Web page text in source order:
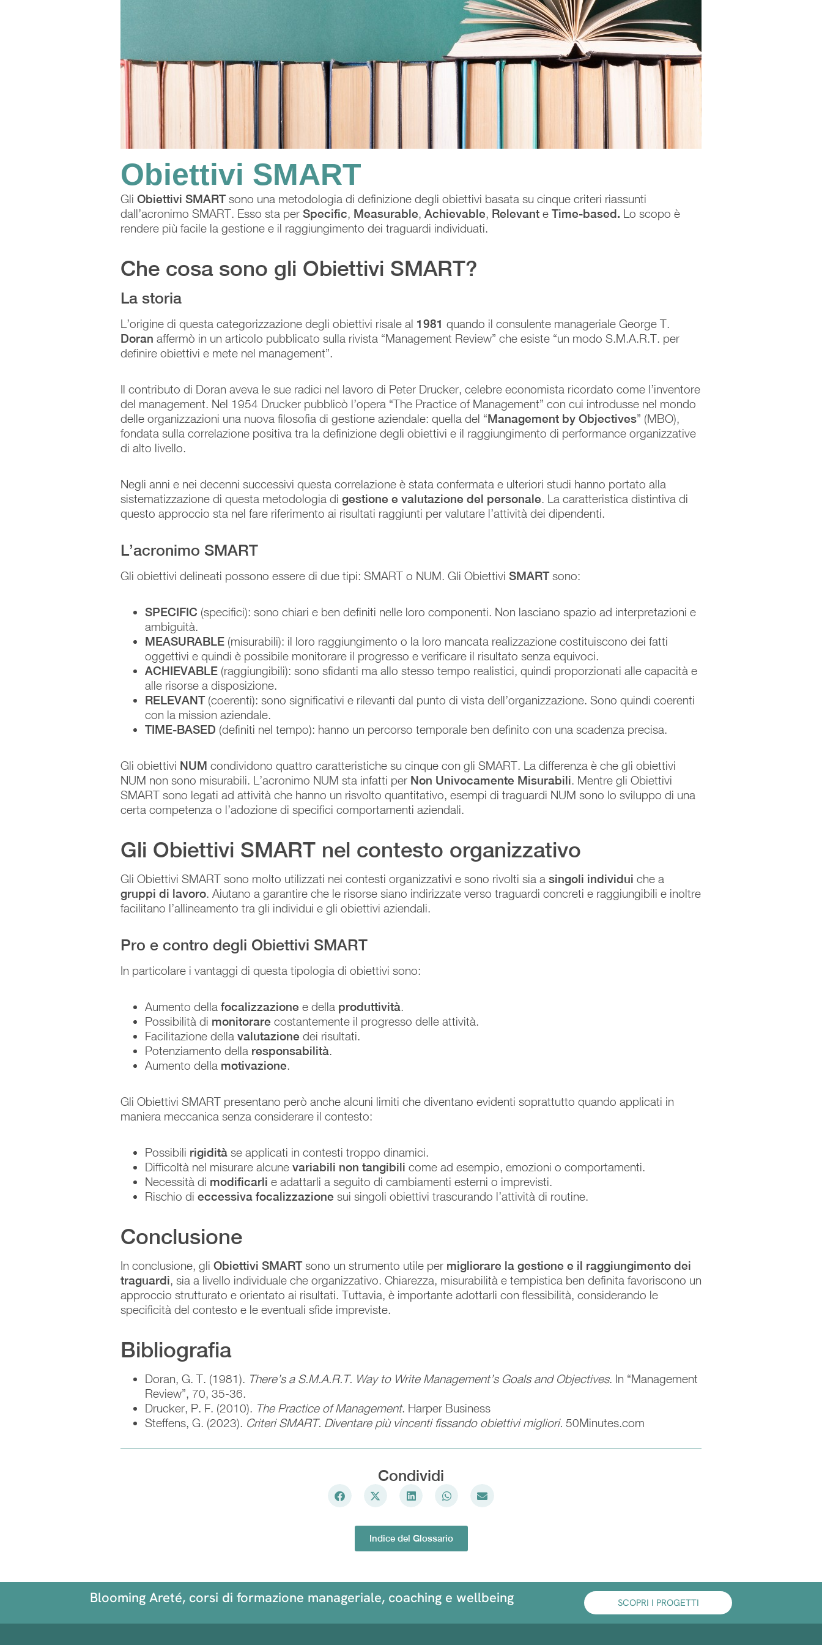
Obiettivi SMART
Gli Obiettivi SMARTsono una metodologia di definizione degli obiettivi basata su cinque criteri riassunti
dall’acronimo SMART. Esso sta per Specific, Measurable, Achievable, Relevant e Time-based. Lo scopo è
rendere più facile la gestione e il raggiungimento dei traguardi individuati.
Che cosa sono gli Obiettivi SMART?
La storia
L’origine di questa categorizzazione degli obiettivi risale al 1981 quando il consulente manageriale George T.
Doran affermò in un articolo pubblicato sulla rivista “Management Review” che esiste “un modo S.M.A.R.T. per
definire obiettivi e mete nel management”.
Il contributo di Doran aveva le sue radici nel lavoro di Peter Drucker, celebre economista ricordato come l’inventore
del management. Nel 1954 Drucker pubblicò l’opera “The Practice of Management” con cui introdusse nel mondo
delle organizzazioni una nuova filosofia di gestione aziendale: quella del “Management by Objectives” (MBO),
fondata sulla correlazione positiva tra la definizione degli obiettivi e il raggiungimento di performance organizzative
di alto livello.
Negli anni e nei decenni successivi questa correlazione è stata confermata e ulteriori studi hanno portato alla
sistematizzazione di questa metodologia di gestione e valutazione del personale. La caratteristica distintiva di
questo approccio sta nel fare riferimento ai risultati raggiunti per valutare l’attività dei dipendenti.
L’acronimo SMART
Gli obiettivi delineati possono essere di due tipi: SMART o NUM. Gli Obiettivi SMARTsono:
SPECIFIC (specifici): sono chiari e ben definiti nelle loro componenti. Non lasciano spazio ad interpretazioni e
ambiguità.
MEASURABLE (misurabili): il loro raggiungimento o la loro mancata realizzazione costituiscono dei fatti
oggettivi e quindi è possibile monitorare il progresso e verificare il risultato senza equivoci.
ACHIEVABLE (raggiungibili): sono sfidanti ma allo stesso tempo realistici, quindi proporzionati alle capacità e
alle risorse a disposizione.
RELEVANT (coerenti): sono significativi e rilevanti dal punto di vista dell’organizzazione. Sono quindi coerenti
con la mission aziendale.
TIME-BASED (definiti nel tempo): hanno un percorso temporale ben definito con una scadenza precisa.
Gli obiettivi NUM condividono quattro caratteristiche su cinque con gli SMART. La differenza è che gli obiettivi
NUM non sono misurabili. L’acronimo NUM sta infatti per Non Univocamente Misurabili. Mentre gli Obiettivi
SMART sono legati ad attività che hanno un risvolto quantitativo, esempi di traguardi NUM sono lo sviluppo di una
certa competenza o l’adozione di specifici comportamenti aziendali.
Gli Obiettivi SMART nel contesto organizzativo
Gli Obiettivi SMART sono molto utilizzati nei contesti organizzativi e sono rivolti sia a singoli individui che a
gruppi di lavoro. Aiutano a garantire che le risorse siano indirizzate verso traguardi concreti e raggiungibili e inoltre
facilitano l’allineamento tra gli individui e gli obiettivi aziendali.
Pro e contro degli Obiettivi SMART
In particolare i vantaggi di questa tipologia di obiettivi sono:
Aumento della focalizzazione e della produttività.
Possibilità di monitorare costantemente il progresso delle attività.
Facilitazione della valutazione dei risultati.
Potenziamento della responsabilità.
Aumento della motivazione.
Gli Obiettivi SMART presentano però anche alcuni limiti che diventano evidenti soprattutto quando applicati in
maniera meccanica senza considerare il contesto:
Possibili rigidità se applicati in contesti troppo dinamici.
Difficoltà nel misurare alcune variabili non tangibili come ad esempio, emozioni o comportamenti.
Necessità di modificarli e adattarli a seguito di cambiamenti esterni o imprevisti.
Rischio di eccessiva focalizzazione sui singoli obiettivi trascurando l’attività di routine.
Conclusione
In conclusione, gli Obiettivi SMARTsono un strumento utile per migliorare la gestione e il raggiungimento dei
traguardi, sia a livello individuale che organizzativo. Chiarezza, misurabilità e tempistica ben definita favoriscono un
approccio strutturato e orientato ai risultati. Tuttavia, è importante adottarli con flessibilità, considerando le
specificità del contesto e le eventuali sfide impreviste.
Bibliografia
Doran, G. T. (1981). There’s a S.M.A.R.T. Way to Write Management’s Goals and Objectives. In “Management
Review”, 70, 35-36.
Drucker, P. F. (2010). The Practice of Management. Harper Business
Steffens, G. (2023). Criteri SMART. Diventare più vincenti fissando obiettivi migliori. 50Minutes.com
Condividi
Indice del Glossario
Blooming Areté, corsi di formazione manageriale, coaching e wellbeing SCOPRI I PROGETTI